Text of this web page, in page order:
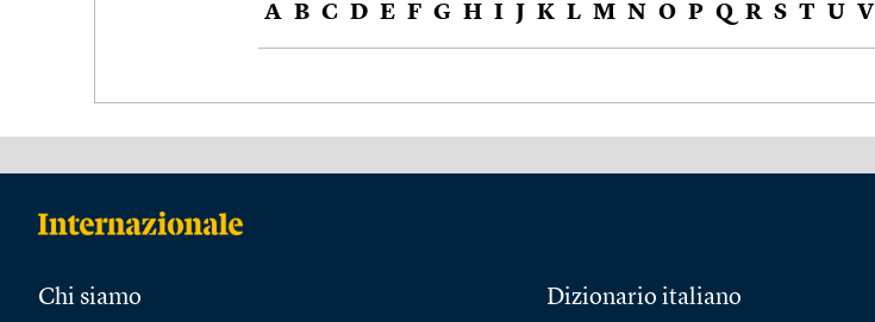
A B C D E F G H I J K L M N O P Q R S T U V
Chi siamo Dizionario italiano